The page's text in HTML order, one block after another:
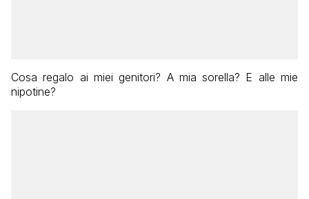
Cosa regalo ai miei genitori? A mia sorella? E alle mie
nipotine?